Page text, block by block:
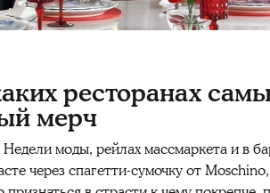
ресторанах
мерч
моды, рейлах массмаркета и в
через спагетти-сумочку от